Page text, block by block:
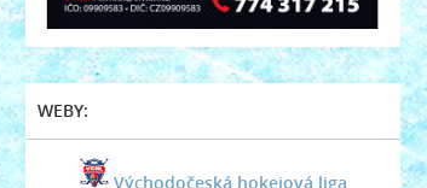
WEBY:
Východočeská hokejová liga